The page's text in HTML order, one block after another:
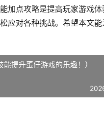
加点攻略是提高玩家游戏
应对各种挑战。希望本文
提升蛋仔游戏的乐趣！）